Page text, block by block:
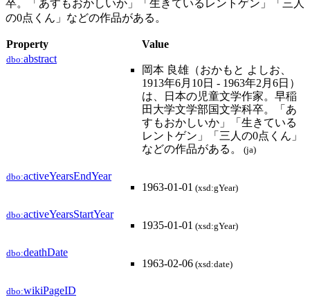
卒。「あすもおかしいか」「生きているレントゲン」「三人
の0点くん」などの作品がある。
Property Value
dbo:abstract
岡本 良雄（おかもと よしお、
1913年6月10日 - 1963年2月6日）
は、日本の児童文学作家。早稲
田大学文学部国文学科卒。「あ
すもおかしいか」「生きている
レントゲン」「三人の0点くん」
などの作品がある。
(ja)
dbo:activeYearsEndYear
1963-01-01 (xsd:gYear)
dbo:activeYearsStartYear
1935-01-01 (xsd:gYear)
dbo:deathDate
1963-02-06 (xsd:date)
dbo:wikiPageID